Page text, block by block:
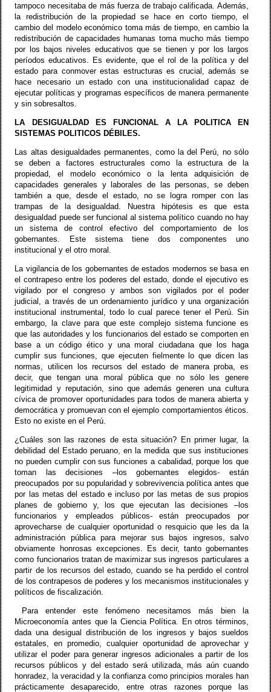
tampoco necesitaba de más fuerza de trabajo calificada. Además,
la redistribución de la propiedad se hace en corto tiempo, el
cambio del modelo económico toma más de tiempo, en cambio la
redistribución de capacidades humanas toma mucho más tiempo
por los bajos niveles educativos que se tienen y por los largos
períodos educativos. Es evidente, que el rol de la política y del
estado para conmover estas estructuras es crucial, además se
hace necesario un estado con una institucionalidad capaz de
ejecutar políticas y programas específicos de manera permanente
y sin sobresaltos.
LA DESIGUALDAD ES FUNCIONAL A LA POLITICA EN
SISTEMAS POLITICOS DÉBILES.
Las altas desigualdades permanentes, como la del Perú, no sólo
se deben a factores estructurales como la estructura de la
propiedad, el modelo económico o la lenta adquisición de
capacidades generales y laborales de las personas, se deben
también a que, desde el estado, no se logra romper con las
trampas de la desigualdad. Nuestra hipótesis es que esta
desigualdad puede ser funcional al sistema político cuando no hay
un sistema de control efectivo del comportamiento de los
gobernantes. Este sistema tiene dos componentes uno
institucional y el otro moral.
La vigilancia de los gobernantes de estados modernos se basa en
el contrapeso entre los poderes del estado, donde el ejecutivo es
vigilado por el congreso y ambos son vigilados por el poder
judicial, a través de un ordenamiento jurídico y una organización
institucional instrumental, todo lo cual parece tener el Perú. Sin
embargo, la clave para que este complejo sistema funcione es
que las autoridades y los funcionarios del estado se comporten en
base a un código ético y una moral ciudadana que los haga
cumplir sus funciones, que ejecuten fielmente lo que dicen las
normas, utilicen los recursos del estado de manera proba, es
decir, que tengan una moral pública que no sólo les genere
legitimidad y reputación, sino que además generen una cultura
cívica de promover oportunidades para todos de manera abierta y
democrática y promuevan con el ejemplo comportamientos éticos.
Esto no existe en el Perú.
¿Cuáles son las razones de esta situación? En primer lugar, la
debilidad del Estado peruano, en la medida que sus instituciones
no pueden cumplir con sus funciones a cabalidad, porque los que
toman las decisiones –los gobernantes elegidos- están
preocupados por su popularidad y sobrevivencia política antes que
por las metas del estado e incluso por las metas de sus propios
planes de gobierno y, los que ejecutan las decisiones –los
funcionarios y empleados públicos- están preocupados por
aprovecharse de cualquier oportunidad o resquicio que les da la
administración pública para mejorar sus bajos ingresos, salvo
obviamente honrosas excepciones. Es decir, tanto gobernantes
como funcionarios tratan de maximizar sus ingresos particulares a
partir de los recursos del estado, cuando se ha perdido el control
de los contrapesos de poderes y los mecanismos institucionales y
políticos de fiscalización.
Para entender este fenómeno necesitamos más bien la
Microeconomía antes que la Ciencia Política. En otros términos,
dada una desigual distribución de los ingresos y bajos sueldos
estatales, en promedio, cualquier oportunidad de aprovechar y
utilizar el poder para generar ingresos adicionales a partir de los
recursos públicos y del estado será utilizada, más aún cuando
honradez, la veracidad y la confianza como principios morales han
prácticamente desaparecido, entre otras razones porque las